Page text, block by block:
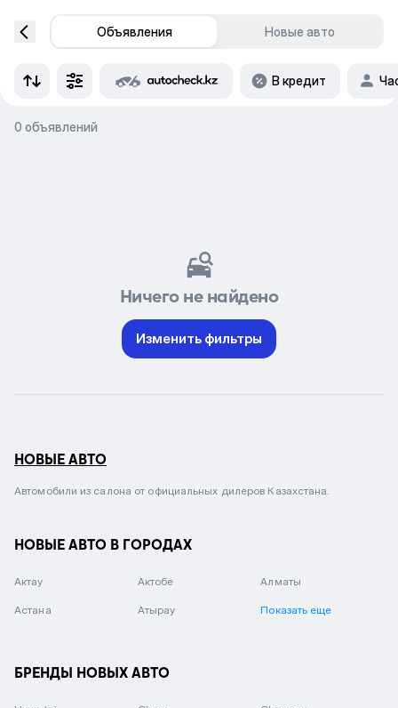
Объявления Новые авто
В кредит
0 объявлений
Ничего не найдено
Изменить фильтры
НОВЫЕ АВТО
Автомобили из салона от официальных дилеров Казахстана.
НОВЫЕ АВТО В ГОРОДАХ
Актау Актобе Алматы
Астана Атырау Показать еще
БРЕНДЫ НОВЫХ АВТО